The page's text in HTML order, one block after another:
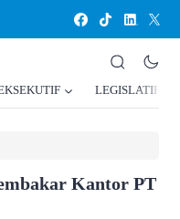
LEGISLATIF
Kantor PT